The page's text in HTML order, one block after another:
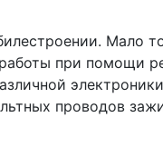
Мало
при помощи
проводов